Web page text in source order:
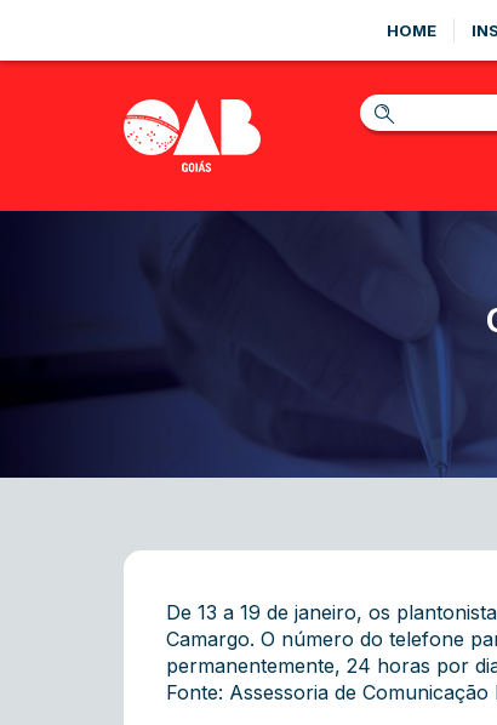
HOME
De 13 a 19 de janeiro, os
Camargo. O número do telefone
permanentemente, 24 horas por
Fonte: Assessoria de Comunicação